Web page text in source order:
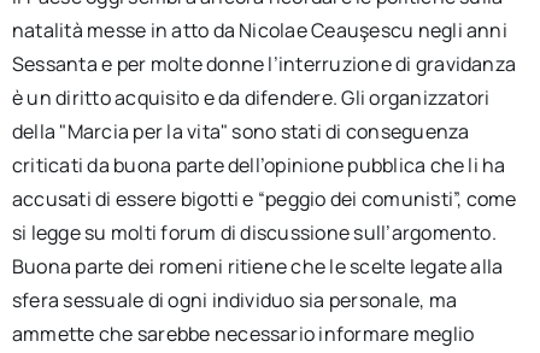
natalità messe in atto da Nicolae Ceauşescu negli anni
Sessanta e per molte donne l’interruzione di gravidanza
è un diritto acquisito e da difendere. Gli organizzatori
della "Marcia per la vita" sono stati di conseguenza
criticati da buona parte dell’opinione pubblica che li ha
accusati di essere bigotti e “peggio dei comunisti”, come
si legge su molti forum di discussione sull’argomento.
Buona parte dei romeni ritiene che le scelte legate alla
sfera sessuale di ogni individuo sia personale, ma
ammette che sarebbe necessario informare meglio